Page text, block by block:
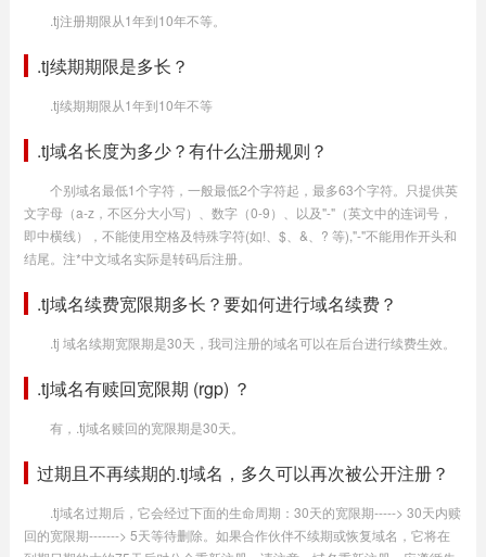
.tj注册期限从1年到10年不等。
.tj续期期限是多长？
.tj续期期限从1年到10年不等
.tj域名长度为多少？有什么注册规则？
个别域名最低1个字符，一般最低2个字符起，最多63个字符。只提供英
文字母（a-z，不区分大小写）、数字（0-9）、以及"-"（英文中的连词号，
即中横线），不能使用空格及特殊字符(如!、$、&、? 等),"-"不能用作开头和
结尾。注*中文域名实际是转码后注册。
.tj域名续费宽限期多长？要如何进行域名续费？
.tj 域名续期宽限期是30天，我司注册的域名可以在后台进行续费生效。
.tj域名有赎回宽限期 (rgp) ？
有，.tj域名赎回的宽限期是30天。
过期且不再续期的.tj域名，多久可以再次被公开注册？
.tj域名过期后，它会经过下面的生命周期：30天的宽限期-----> 30天内赎
回的宽限期-------> 5天等待删除。如果合作伙伴不续期或恢复域名，它将在